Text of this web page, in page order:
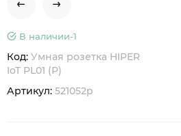
В наличии-1
Код: Умная розетка HIPER
IoT PL01 (Р)
Артикул: 521052p